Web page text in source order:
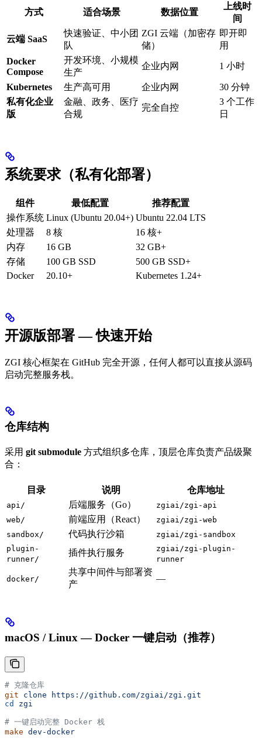
方式 适合场景 数据位置
上线时
间
云端 SaaS
快速验证、中小团
队
ZGI 云端（加密存
储）
即开即
用
Docker
Compose
开发环境、小规模
生产
企业内网 1 小时
Kubernetes 生产高可用 企业内网
30 分钟
私有化企业
版
金融、政务、医疗
合规
完全自控
3 个工作
日
系统要求（私有化部署）
组件 最低配置
推荐配置
操作系统 Linux (Ubuntu 20.04+) Ubuntu 22.04 LTS
处理器
8 核
16 核+
内存
16 GB
32 GB+
存储
100 GB SSD
500 GB SSD+
Docker
20.10+ Kubernetes 1.24+
开源版部署 — 快速开始
ZGI 核心框架在 GitHub 完全开源，任何人都可以直接从源码
启动完整服务栈。
仓库结构
采用 git submodule 方式组织多仓库，顶层仓库负责产品级聚
合：
目录 说明 仓库地址
api/ 后端服务（Go）
zgiai/zgi-api
web/
前端应用（React）
zgiai/zgi-web
sandbox/
代码执行沙箱
zgiai/zgi-sandbox
plugin-
runner/
插件执行服务
zgiai/zgi-plugin-
runner
docker/
共享中间件与部署资
产
—
macOS / Linux — Docker 一键启动（推荐）
# 克隆仓库
git clone https://github.com/zgiai/zgi.git
cd
zgi
# 一键启动完整 Docker 栈
make dev-docker